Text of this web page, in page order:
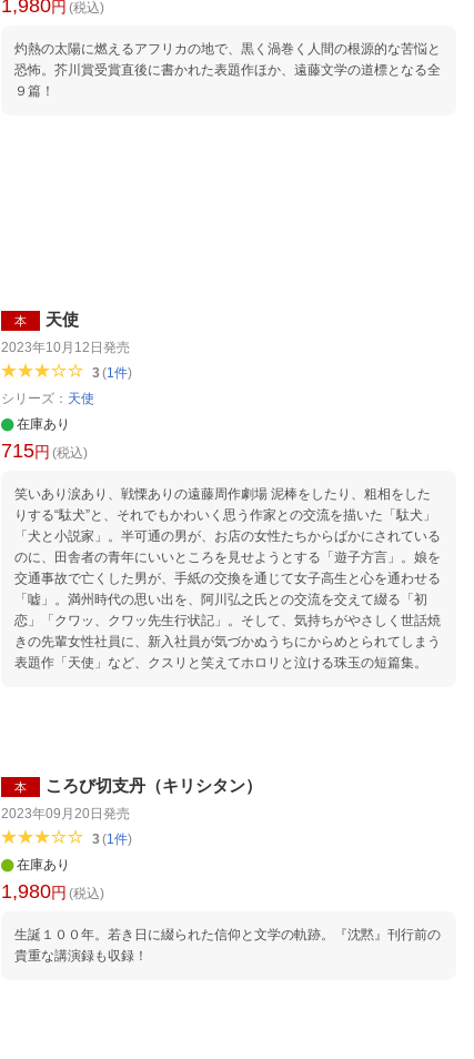
1,980円 (税込)
灼熱の太陽に燃えるアフリカの地で、黒く渦巻く人間の根源的な苦悩と
恐怖。芥川賞受賞直後に書かれた表題作ほか、遠藤文学の道標となる全
９篇！
本 天使
2023年10月12日 発売
3(1件)
シリーズ： 天使
在庫あり
715円 (税込)
笑いあり涙あり、戦慄ありの遠藤周作劇場 泥棒をしたり、粗相をした
りする“駄犬”と、それでもかわいく思う作家との交流を描いた「駄犬」
「犬と小説家」。半可通の男が、お店の女性たちからばかにされている
のに、田舎者の青年にいいところを見せようとする「遊子方言」。娘を
交通事故で亡くした男が、手紙の交換を通じて女子高生と心を通わせる
「嘘」。満州時代の思い出を、阿川弘之氏との交流を交えて綴る「初
恋」「クワッ、クワッ先生行状記」。そして、気持ちがやさしく世話焼
きの先輩女性社員に、新入社員が気づかぬうちにからめとられてしまう
表題作「天使」など、クスリと笑えてホロリと泣ける珠玉の短篇集。
本 ころび切支丹（キリシタン）
2023年09月20日 発売
3(1件)
在庫あり
1,980円 (税込)
生誕１００年。若き日に綴られた信仰と文学の軌跡。『沈黙』刊行前の
貴重な講演録も収録！